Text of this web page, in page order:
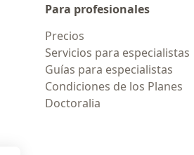
Para profesionales
Precios
Servicios para especialistas
Guías para especialistas
Condiciones de los Planes
Doctoralia